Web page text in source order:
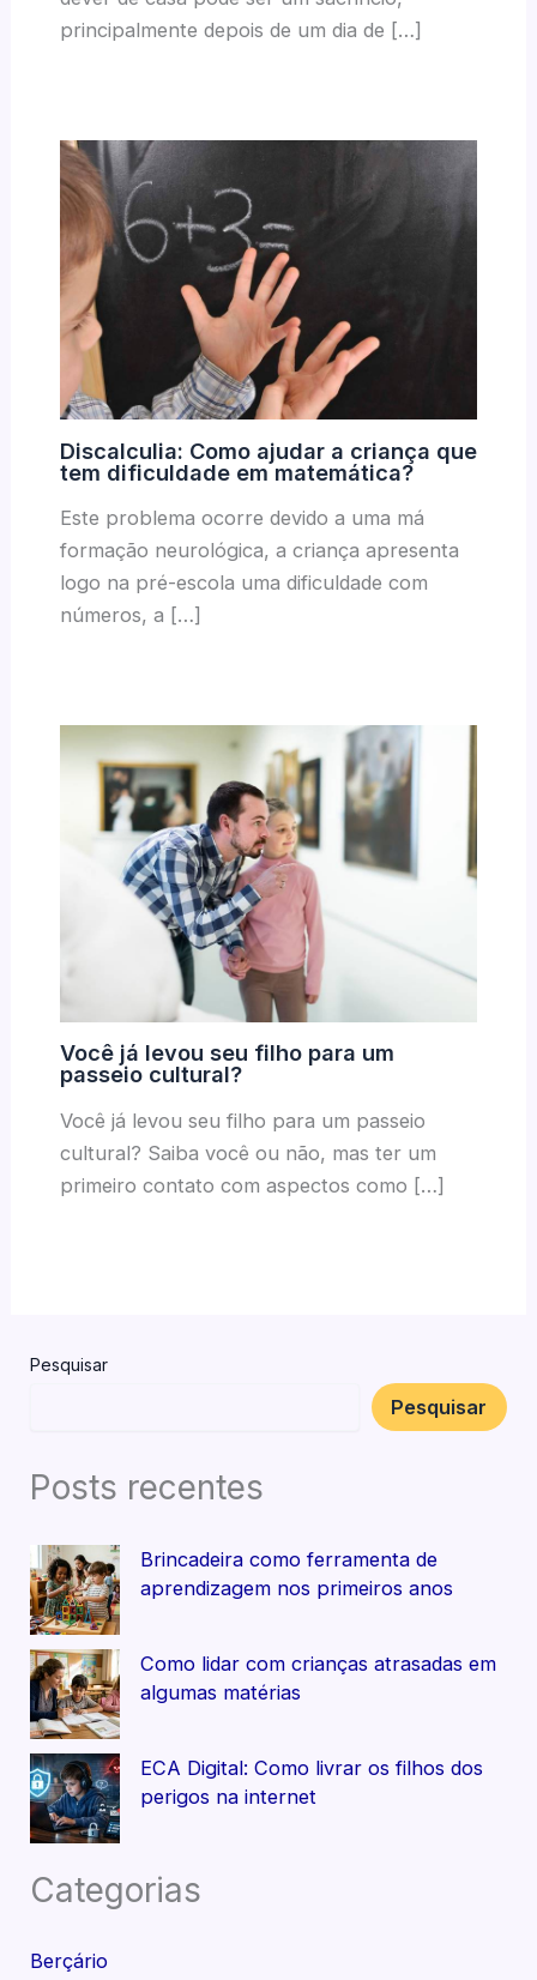
principalmente depois de um dia de […]
Discalculia: Como ajudar a criança que
tem dificuldade em matemática?
Este problema ocorre devido a uma má
formação neurológica, a criança apresenta
logo na pré-escola uma dificuldade com
números, a […]
Você já levou seu filho para um
passeio cultural?
Você já levou seu filho para um passeio
cultural? Saiba você ou não, mas ter um
primeiro contato com aspectos como […]
Pesquisar
Pesquisar
Posts recentes
Brincadeira como ferramenta de
aprendizagem nos primeiros anos
Como lidar com crianças atrasadas em
algumas matérias
ECA Digital: Como livrar os filhos dos
perigos na internet
Categorias
Berçário